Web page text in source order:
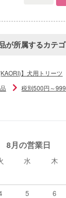
が所属するカテ
】犬用トリーツ
税別500円～999
8月の営業日
水 木
5 6